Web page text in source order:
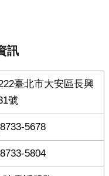
訊
臺北市大安區長興
號
5678
5804